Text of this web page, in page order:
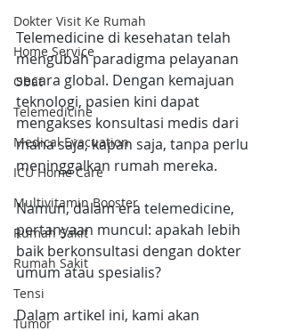
Dokter Visit Ke Rumah
Home Service
Obat
Telemedicine
Medical Evacuation
ICU Home Care
Multivitamin Booster
Rumah Sakit
Rumah Sakit
Tensi
Tumor
Telemedicine di kesehatan telah
mengubah paradigma pelayanan
secara global. Dengan kemajuan
teknologi, pasien kini dapat
mengakses konsultasi medis dari
mana saja, kapan saja, tanpa perlu
meninggalkan rumah mereka.
Namun, dalam era telemedicine,
pertanyaan muncul: apakah lebih
baik berkonsultasi dengan dokter
umum atau spesialis?
Dalam artikel ini, kami akan